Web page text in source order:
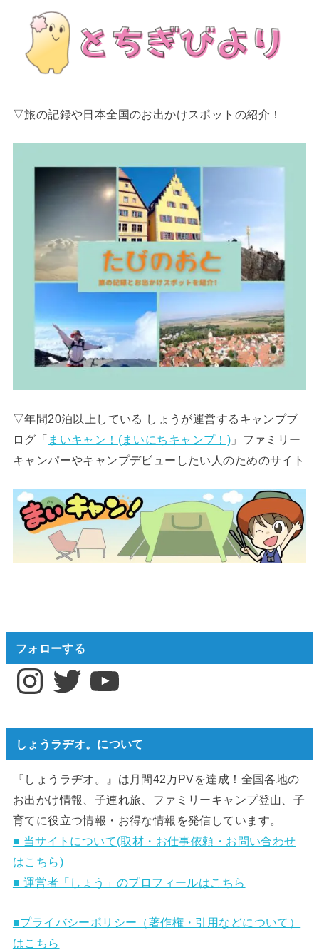
▽旅の記録や日本全国のお出かけスポットの紹介！
▽年間20泊以上している しょうが運営するキャンプブ
ログ「 まいキャン！(まいにちキャンプ！) 」ファミリー
キャンパーやキャンプデビューしたい人のためのサイト
フォローする
InstagramTwitter YouTube
しょうラヂオ。について
『しょうラヂオ。』は月間42万PVを達成！全国各地の
お出かけ情報、子連れ旅、ファミリーキャンプ登山、子
育てに役立つ情報・お得な情報を発信しています。
■ 当サイトについて(取材・お仕事依頼・お問い合わせ
はこちら)
■ 運営者「しょう」のプロフィールはこちら
■プライバシーポリシー（著作権・引用などについて）
はこちら